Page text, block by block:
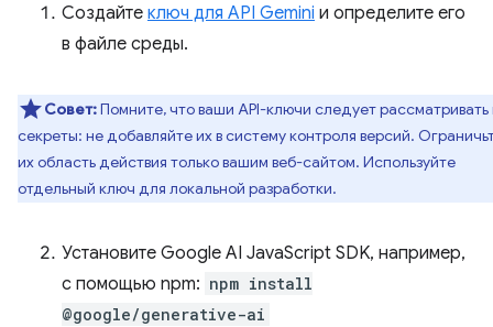
Создайте ключ для API Gemini и определите его
в файле среды.
Совет:Помните, что ваши API-ключи следует рассматривать
секреты: не добавляйте их в систему контроля версий.
их область действия только вашим веб-сайтом. Используйте
отдельный ключ для локальной разработки.
Установите Google AI JavaScript SDK, например,
с помощью npm: npm install
@google/generative-ai